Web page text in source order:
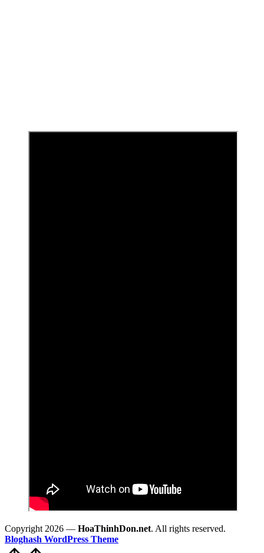
Copyright 2026 — HoaThinhDon.net. All rights reserved.
Bloghash WordPress Theme